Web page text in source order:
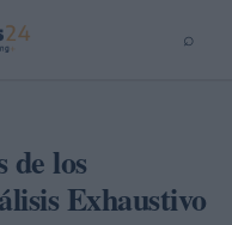
⌕
de los
Exhaustivo